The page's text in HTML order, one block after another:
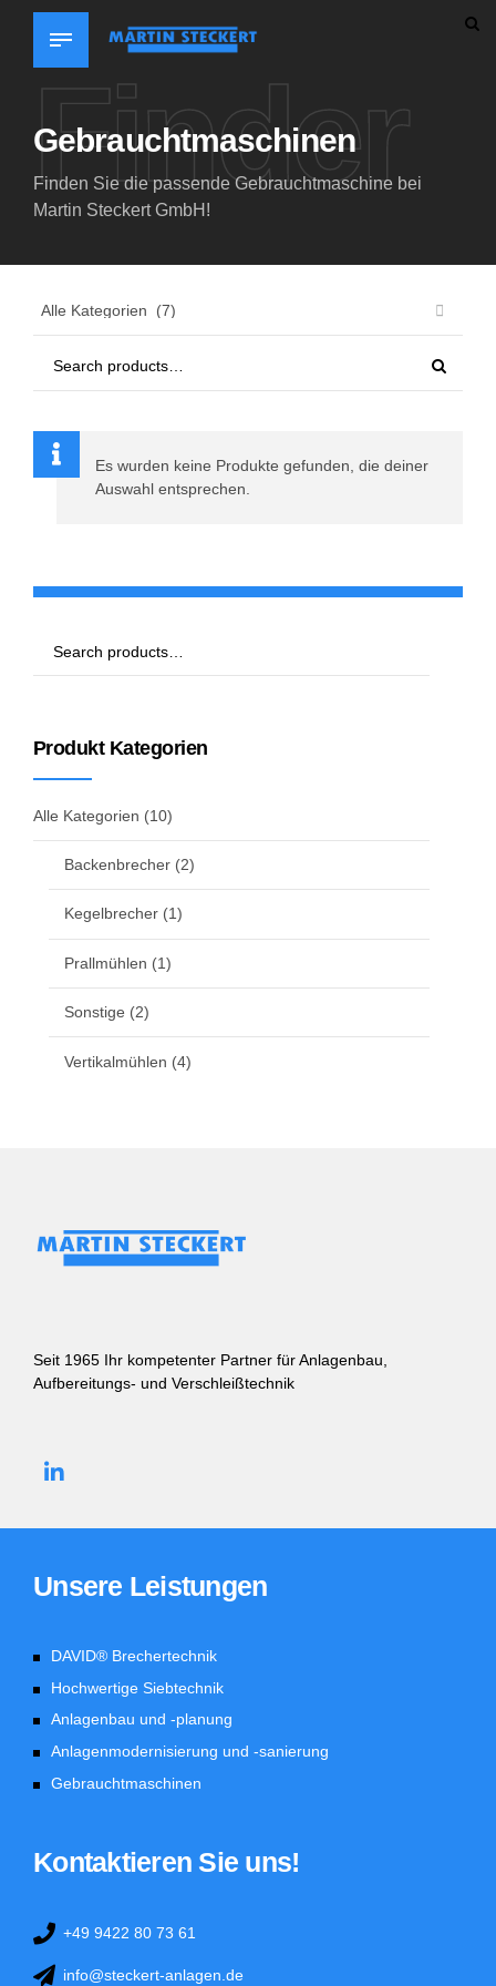
Gebrauchtmaschinen
Finder
Finden Sie die passende Gebrauchtmaschine bei
Martin Steckert GmbH!
Es wurden keine Produkte gefunden, die deiner
Auswahl entsprechen.
Produkt Kategorien
Alle Kategorien (10)
Backenbrecher (2)
Kegelbrecher (1)
Prallmühlen (1)
Sonstige (2)
Vertikalmühlen (4)
Seit 1965 Ihr kompetenter Partner für Anlagenbau,
Aufbereitungs- und Verschleißtechnik
Unsere Leistungen
DAVID® Brechertechnik
Hochwertige Siebtechnik
Anlagenbau und -planung
Anlagenmodernisierung und -sanierung
Gebrauchtmaschinen
Kontaktieren Sie uns!
+49 9422 80 73 61
info@steckert-anlagen.de